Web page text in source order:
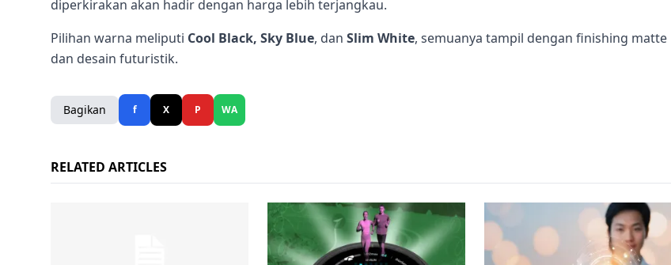
diperkirakan akan hadir dengan harga lebih terjangkau.
Pilihan warna meliputi Cool Black, Sky Blue, dan Slim White, semuanya tampil dengan finishing matte
dan desain futuristik.
Bagikan f X P WA
RELATED ARTICLES